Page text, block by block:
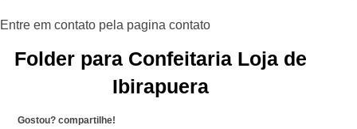
Folder para Confeitaria Loja de
Ibirapuera
Gostou? compartilhe!